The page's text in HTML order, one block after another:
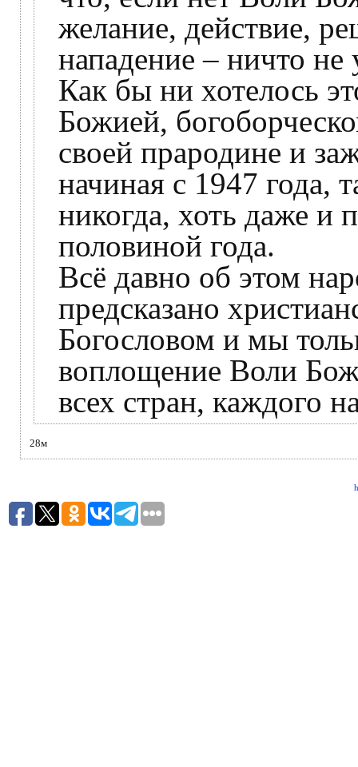
желание, действие,
нападение – ничто не
Как бы ни хотелось
Божией,
своей прародине и
начиная с 1947 года,
никогда, хоть даже и
половиной года.
Всё давно об этом
предсказано
Богословом и мы
воплощение Воли
всех стран, каждого
28м